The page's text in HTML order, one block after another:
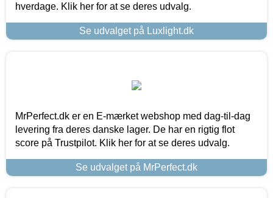
hverdage. Klik her for at se deres udvalg.
Se udvalget på Luxlight.dk
MrPerfect.dk er en E-mærket webshop med dag-til-dag
levering fra deres danske lager. De har en rigtig flot
score på Trustpilot. Klik her for at se deres udvalg.
Se udvalget på MrPerfect.dk